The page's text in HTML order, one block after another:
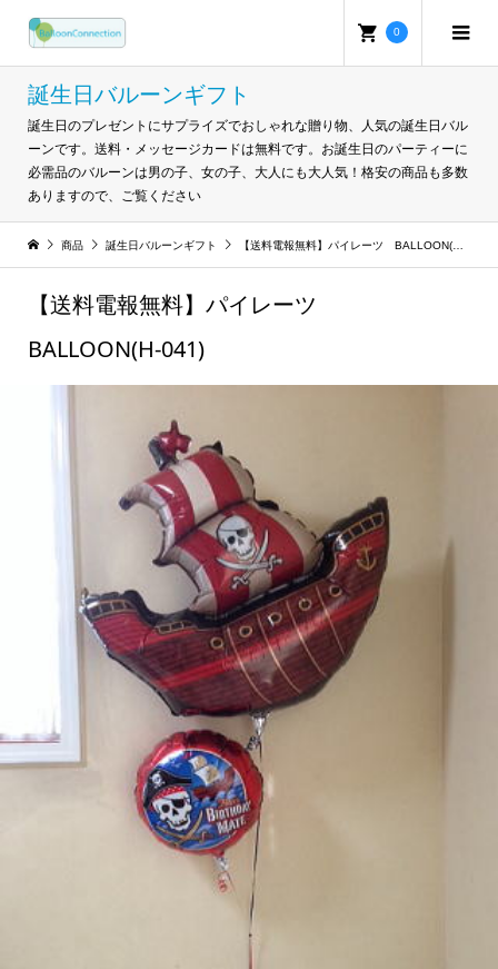
0
誕生日バルーンギフト
誕生日のプレゼントにサプライズでおしゃれな贈り物、人気の誕生日バル
ーンです。送料・メッセージカードは無料です。お誕生日のパーティーに
必需品のバルーンは男の子、女の子、大人にも大人気！格安の商品も多数
ありますので、ご覧ください
商品 誕生日バルーンギフト 【送料電報無料】パイレーツ BALLOON(H-041)
【送料電報無料】パイレーツ
BALLOON(H-041)